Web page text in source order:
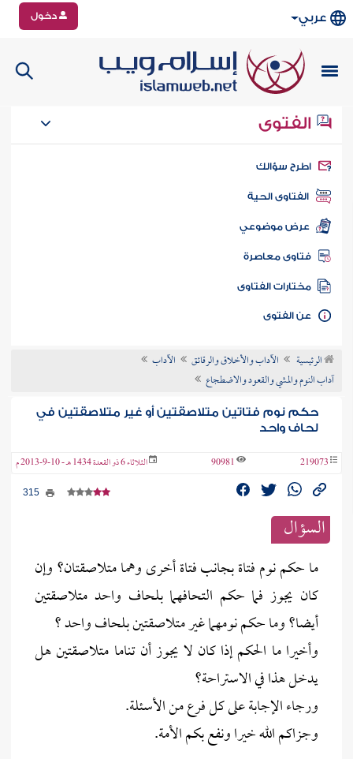
عربي دخول
الفتوى
سؤالك
الفتاوى الحية
عرض موضوعي
فتاوى معاصرة
مختارات الفتاوى
الفتوى
الرئيسية الآداب والأخلاق والرقائق
الآداب
آداب النوم والمشي والقعود والاضطجاع
حكم نوم فتاتين متلاصقتين أو غير متلاصقتين في
لحاف واحد
219073
90981 الثلاثاء 6 ذو القعدة 1434 هـ - 10-9-2013 م
السؤال
ما حكم نوم فتاة بجانب فتاة أخرى وهما متلاصقتان؟ وإن
كان يجوز فما حكم التحافهما بلحاف واحد متلاصقتين
أيضا؟ وما حكم نومهما غير متلاصقتين بلحاف واحد ؟
وأخيرا ما الحكم إذا كان لا يجوز أن تناما متلاصقتين هل
يدخل هذا في الاستراحة؟
ورجاء الإجابة على كل فرع من الأسئلة.
وجزاكم الله خيرا ونفع بكم الأمة.